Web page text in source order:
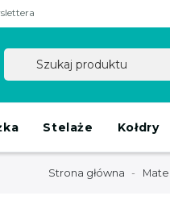
Stelaże Kołdry
Strona główna